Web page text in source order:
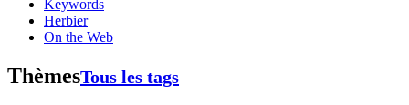
Keywords
Herbier
On the Web
ThèmesTous les tags